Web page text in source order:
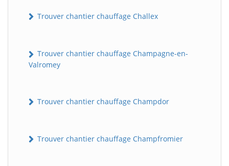
Trouver chantier chauffage Challex
Trouver chantier chauffage Champagne-en-
Valromey
Trouver chantier chauffage Champdor
Trouver chantier chauffage Champfromier